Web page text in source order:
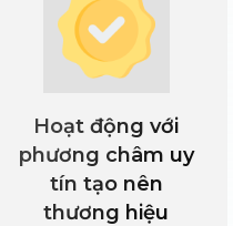
Hoạt động với
phương châm uy
tín tạo nên
thương hiệu